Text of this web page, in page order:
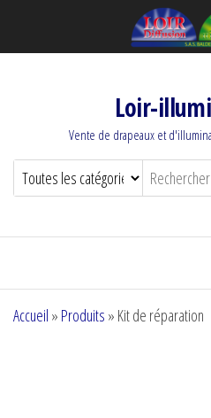
Loir-
Vente de drapeaux et
Accueil » Produits » Kit de réparation